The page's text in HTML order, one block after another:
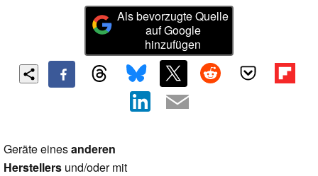
Als bevorzugte Quelle
auf Google
hinzufügen
Geräte einesanderen
Herstellers und/oder mit